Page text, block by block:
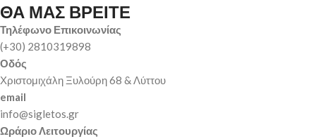
ΘΑ ΜΑΣ ΒΡΕΙΤΕ
Τηλέφωνο Επικοινωνίας
(+30) 2810319898
Οδός
Χριστομιχάλη Ξυλούρη 68 & Λύττου
email
info@sigletos.gr
Ωράριο Λειτουργίας